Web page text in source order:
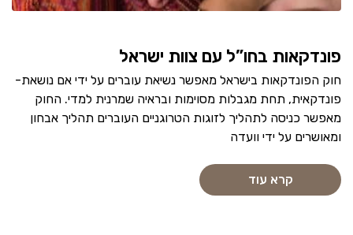
פונדקאות בחו”ל עם צוות ישראל
חוק הפונדקאות בישראל מאפשר נשיאת עוברים על ידי אם נושאת-
פונדקאית, תחת מגבלות מסוימות ובראיה שמרנית למדי. החוק
מאפשר כניסה לתהליך לזוגות הטרוגניים העוברים תהליך אבחון
ומאושרים על ידי וועדה
קרא עוד